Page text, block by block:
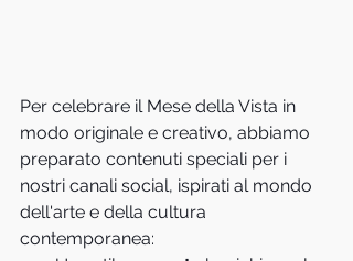
Per celebrare il Mese della Vista in
modo originale e creativo, abbiamo
preparato contenuti speciali per i
nostri canali social, ispirati al mondo
dell'arte e della cultura
contemporanea: